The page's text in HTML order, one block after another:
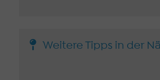
Weitere Tipps in der